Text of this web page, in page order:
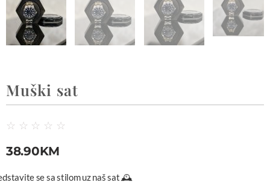
Muški sat
☆ ☆ ☆ ☆ ☆
38.90KM
se sa stilom uz naš sat 🕰️